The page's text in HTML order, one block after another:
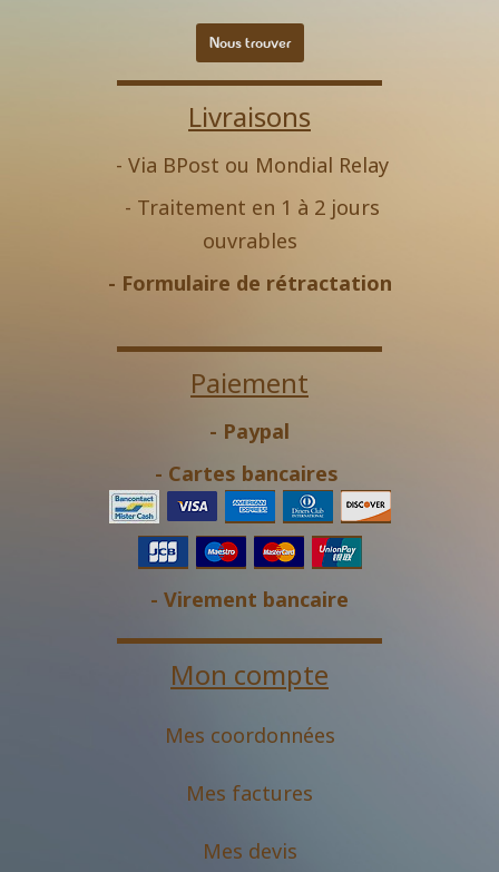
Nous trouver
Livraisons
- Via BPost ou Mondial Relay
- Traitement en 1 à 2 jours
ouvrables
- Formulaire de rétractation
Paiement
- Paypal
- Cartes bancaires
- Virement bancaire
Mon compte
Mes coordonnées
Mes factures
Mes devis